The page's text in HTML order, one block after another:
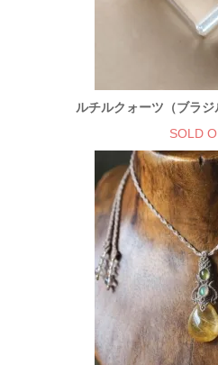
ルチルクォーツ（ブラ
SOLD